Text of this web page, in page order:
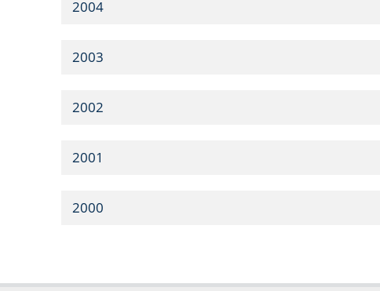
2004
2003
2002
2001
2000